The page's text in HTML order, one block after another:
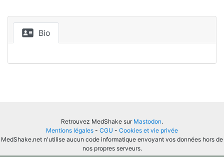
Bio
Retrouvez MedShake sur Mastodon.
Mentions légales - CGU - Cookies et vie privée
MedShake.net n'utilise aucun code informatique envoyant vos données hors de
nos propres serveurs.